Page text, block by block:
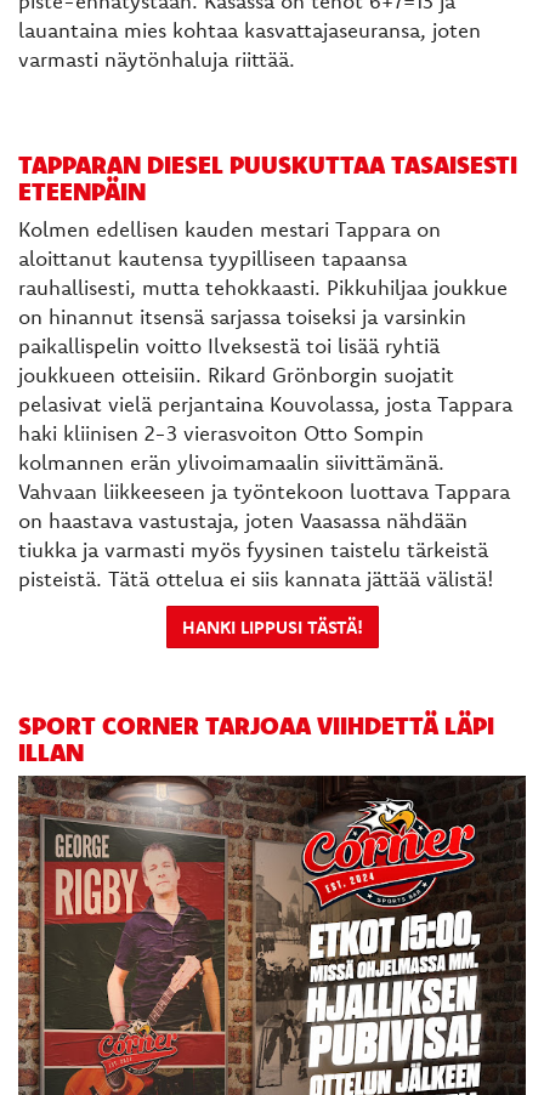
lauantaina mies kohtaa kasvattajaseuransa, joten
varmasti näytönhaluja riittää.
TAPPARAN DIESEL PUUSKUTTAA TASAISESTI
ETEENPÄIN
Kolmen edellisen kauden mestari Tappara on
aloittanut kautensa tyypilliseen tapaansa
rauhallisesti, mutta tehokkaasti. Pikkuhiljaa joukkue
on hinannut itsensä sarjassa toiseksi ja varsinkin
paikallispelin voitto Ilveksestä toi lisää ryhtiä
joukkueen otteisiin. Rikard Grönborgin suojatit
pelasivat vielä perjantaina Kouvolassa, josta Tappara
haki kliinisen 2-3 vierasvoiton Otto Sompin
kolmannen erän ylivoimamaalin siivittämänä.
Vahvaan liikkeeseen ja työntekoon luottava Tappara
on haastava vastustaja, joten Vaasassa nähdään
tiukka ja varmasti myös fyysinen taistelu tärkeistä
pisteistä. Tätä ottelua ei siis kannata jättää välistä!
HANKI LIPPUSI TÄSTÄ!
SPORT CORNER TARJOAA VIIHDETTÄ LÄPI
ILLAN